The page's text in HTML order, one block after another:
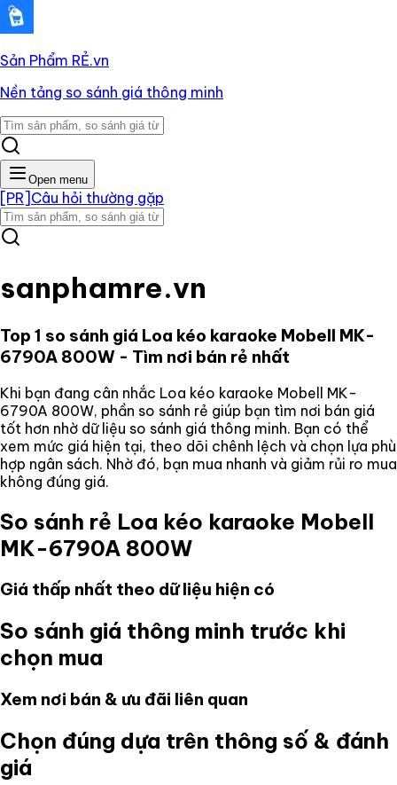
Sản Phẩm RẺ.vn
Nền tảng so sánh giá thông minh
Open menu
[PR] Câu hỏi thường gặp
sanphamre.vn
Top 1 so sánh giá Loa kéo karaoke Mobell MK-
6790A 800W - Tìm nơi bán rẻ nhất
Khi bạn đang cân nhắc Loa kéo karaoke Mobell MK-
6790A 800W, phần so sánh rẻ giúp bạn tìm nơi bán giá
tốt hơn nhờ dữ liệu so sánh giá thông minh. Bạn có thể
xem mức giá hiện tại, theo dõi chênh lệch và chọn lựa phù
hợp ngân sách. Nhờ đó, bạn mua nhanh và giảm rủi ro mua
không đúng giá.
So sánh rẻ Loa kéo karaoke Mobell
MK-6790A 800W
Giá thấp nhất theo dữ liệu hiện có
So sánh giá thông minh trước khi
chọn mua
Xem nơi bán & ưu đãi liên quan
Chọn đúng dựa trên thông số & đánh
giá